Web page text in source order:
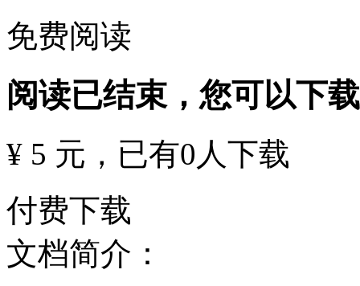
免费阅读
阅读已结束，您可以下
¥ 5 元 ，已有0 人下载
付费下载
文档简介：